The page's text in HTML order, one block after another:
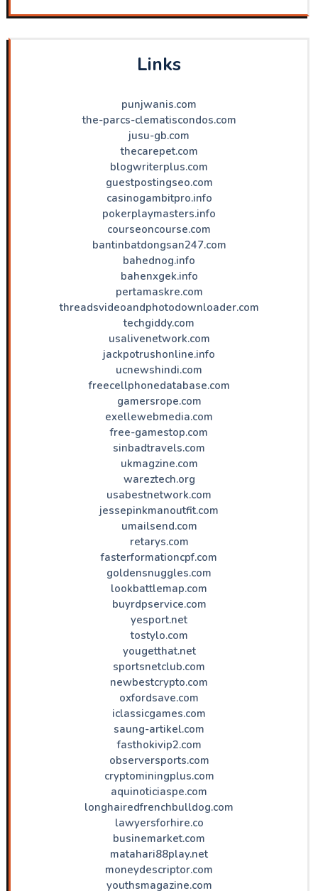
Links
punjwanis.com
the-parcs-clematiscondos.com
jusu-gb.com
thecarepet.com
blogwriterplus.com
guestpostingseo.com
casinogambitpro.info
pokerplaymasters.info
courseoncourse.com
bantinbatdongsan247.com
bahednog.info
bahenxgek.info
pertamaskre.com
threadsvideoandphotodownloader.com
techgiddy.com
usalivenetwork.com
jackpotrushonline.info
ucnewshindi.com
freecellphonedatabase.com
gamersrope.com
exellewebmedia.com
free-gamestop.com
sinbadtravels.com
ukmagzine.com
wareztech.org
usabestnetwork.com
jessepinkmanoutfit.com
umailsend.com
retarys.com
fasterformationcpf.com
goldensnuggles.com
lookbattlemap.com
buyrdpservice.com
yesport.net
tostylo.com
yougetthat.net
sportsnetclub.com
newbestcrypto.com
oxfordsave.com
iclassicgames.com
saung-artikel.com
fasthokivip2.com
observersports.com
cryptominingplus.com
aquinoticiaspe.com
longhairedfrenchbulldog.com
lawyersforhire.co
businemarket.com
matahari88play.net
moneydescriptor.com
youthsmagazine.com